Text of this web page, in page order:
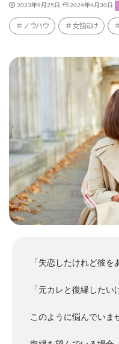
2023年9月25日 2024年4月30日
ノウハウ 女性向け
「失恋したけれど彼を
「元カレと復縁したい
このように悩んでいま